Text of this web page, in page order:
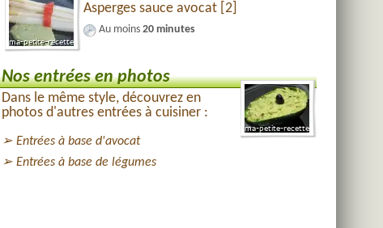
Asperges sauce avocat [2]
Au moins 20 minutes
Nos entrées en photos
Dans le même style, découvrez en
photos d'autres entrées à cuisiner :
Entrées à base d'avocat
Entrées à base de légumes